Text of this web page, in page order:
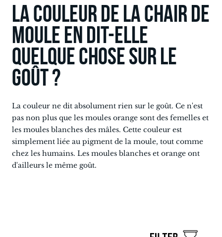
La couleur de la chair de
moule en dit-elle
quelque chose sur le
goût ?
La couleur ne dit absolument rien sur le goût. Ce n'est
pas non plus que les moules orange sont des femelles et
les moules blanches des mâles. Cette couleur est
simplement liée au pigment de la moule, tout comme
chez les humains. Les moules blanches et orange ont
d'ailleurs le même goût.